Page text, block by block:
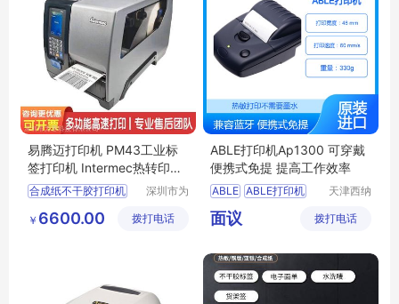
易腾迈打印机 PM43工业标
签打印机 Intermec热转印打
印机 203dpi条码打印机
合成纸不干胶打印机
rs232接口打印机
深圳市为
限公司
￥ 6600.00 拨打电话
ABLE打印机Ap1300 可穿戴
便携式免提 提高工作效率
ABLE ABLE打印机
打印机
天津西纳
有限公司
面议 拨打电话